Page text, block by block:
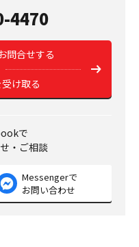
4470
問合せする
け取る
で
・ご相談
Messengerで
お問い合わせ